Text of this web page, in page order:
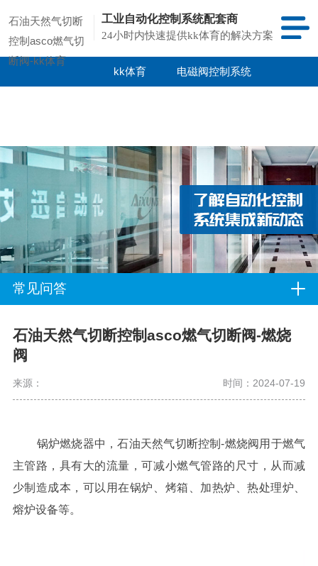
石油天然气切断
控制asco燃气切
断阀-kk体育
工业自动化控制系统配套商
24小时内快速提供kk体育的解决方案
kk体育 电磁阀控制系统
常见问答
石油天然气切断控制asco燃气切断阀-燃烧
阀
来源： 时间：2024-07-19
锅炉燃烧器中，石油天然气切断控制-燃烧阀用于燃气
主管路，具有大的流量，可减小燃气管路的尺寸，从而减
少制造成本，可以用在锅炉、烤箱、加热炉、热处理炉、
熔炉设备等。